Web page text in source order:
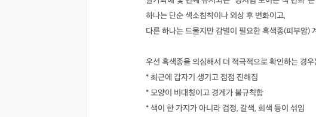
하나는 단순 색소침착이나 외상 후 변화이고,
다른 하나는 드물지만 감별이 필요한 흑색종(피부암)
우선 흑색종을 의심해서 더 적극적으로 확인하는 경
* 최근에 갑자기 생기고 점점 진해짐
* 모양이 비대칭이고 경계가 불규칙함
* 색이 한 가지가 아니라 검정, 갈색, 회색 등이 섞임